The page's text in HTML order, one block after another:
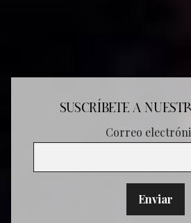
SUSCRÍBETE A
Correo